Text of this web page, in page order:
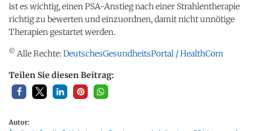
ist es wichtig, einen PSA-Anstieg nach einer Strahlentherapie
richtig zu bewerten und einzuordnen, damit nicht unnötige
Therapien gestartet werden.
© Alle Rechte:DeutschesGesundheitsPortal / HealthCom
Teilen Sie diesen Beitrag:
Autor: